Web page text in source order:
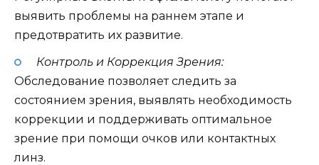
выявить проблемы на раннем этапе и
предотвратить их развитие.
Контроль и Коррекция Зрения:
Обследование позволяет следить за
состоянием зрения, выявлять необходимость
коррекции и поддерживать оптимальное
зрение при помощи очков или контактных
линз.